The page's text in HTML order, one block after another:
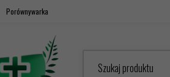
Porównywarka
Szukaj produktu